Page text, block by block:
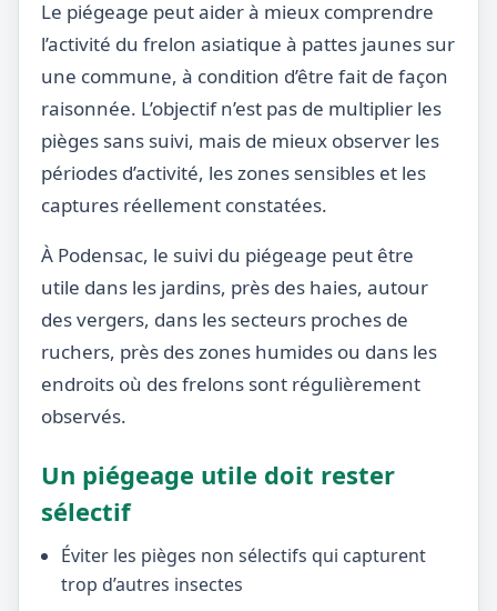
Le piégeage peut aider à mieux comprendre
l’activité du frelon asiatique à pattes jaunes sur
une commune, à condition d’être fait de façon
raisonnée. L’objectif n’est pas de multiplier les
pièges sans suivi, mais de mieux observer les
périodes d’activité, les zones sensibles et les
captures réellement constatées.
À Podensac, le suivi du piégeage peut être
utile dans les jardins, près des haies, autour
des vergers, dans les secteurs proches de
ruchers, près des zones humides ou dans les
endroits où des frelons sont régulièrement
observés.
Un piégeage utile doit rester
sélectif
Éviter les pièges non sélectifs qui capturent
trop d’autres insectes